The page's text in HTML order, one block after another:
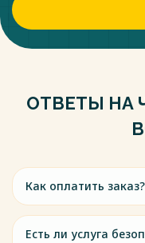
ОТВЕТЫ НА
Как оплатить заказ?
Есть ли услуга